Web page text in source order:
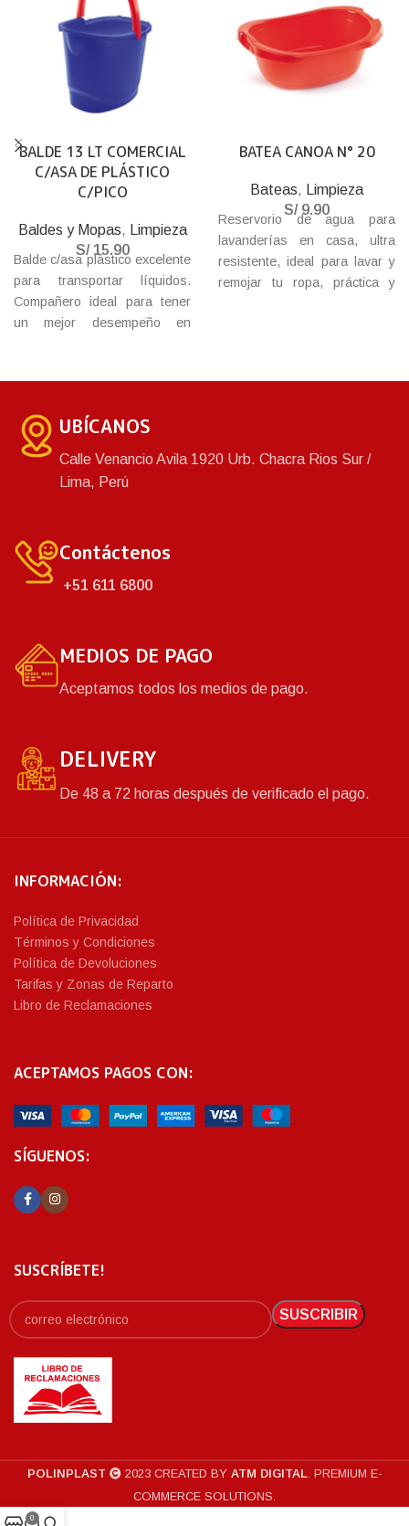
BALDE 13 LT COMERCIAL
C/ASA DE PLÁSTICO
C/PICO
Baldes y Mopas,
Limpieza
S/15.90
Balde c/asa plástico excelente
para transportar líquidos.
Compañero ideal para tener
un mejor desempeño en
calidad que garantizan una
del producto. Asimismo,
cuenta con una variedad de
BATEA CANOA N° 20
Bateas,
Limpieza
S/9.90
Reservorio de agua para
lavanderías en casa, ultra
resistente, ideal para lavar y
remojar tu ropa, práctica y
UBÍCANOS
Calle Venancio Avila 1920 Urb. Chacra Rios Sur /
Lima, Perú
Contáctenos
+51 611 6800
MEDIOS DE PAGO
Aceptamos todos los medios de pago.
DELIVERY
De 48 a 72 horas después de verificado el pago.
INFORMACIÓN:
Política de Privacidad
Términos y Condiciones
Política de Devoluciones
Tarifas y Zonas de Reparto
Libro de Reclamaciones
ACEPTAMOS PAGOS CON:
SÍGUENOS:
SUSCRÍBETE!
POLINPLAST 2023 CREATED BY ATM DIGITAL. PREMIUM E-
COMMERCE SOLUTIONS.
0